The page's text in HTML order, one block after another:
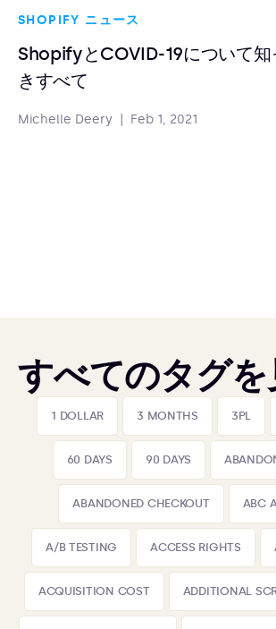
SHOPIFY ニュース
ShopifyとCOVID-19について知
きすべて
Michelle Deery Feb 1, 2021
すべてのタグを
1 DOLLAR 3 MONTHS 3PL
60 DAYS 90 DAYS
ABANDONED CHECKOUT ABC
A/B TESTING ACCESS RIGHTS
ACQUISITION COST ADDITIONAL